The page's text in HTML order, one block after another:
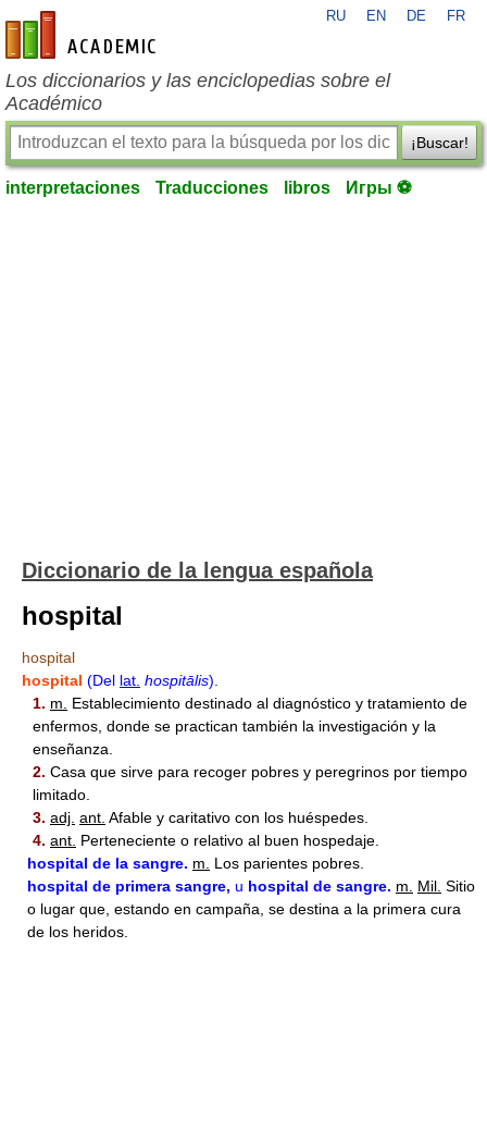
es-academic.com
RU EN DE FR
Los diccionarios y las enciclopedias sobre el
Académico
¡Buscar!
interpretaciones Traducciones libros Игры ⚽
Diccionario de la lengua española
hospital
hospital
hospital (Del lat. hospitālis).
1. m.
Establecimiento destinado al diagnóstico y tratamiento de
enfermos, donde se practican también la investigación y la
enseñanza.
2. Casa que sirve para recoger pobres y peregrinos por tiempo
limitado.
3. adj. ant. Afable y caritativo con los huéspedes.
4. ant. Perteneciente o relativo al buen hospedaje.
hospital de la sangre. m.
Los parientes pobres.
hospital de primera sangre, u hospital de sangre. m. Mil. Sitio
o lugar que, estando en campaña, se destina a la primera cura
de los heridos.